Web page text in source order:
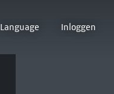
Language Inloggen